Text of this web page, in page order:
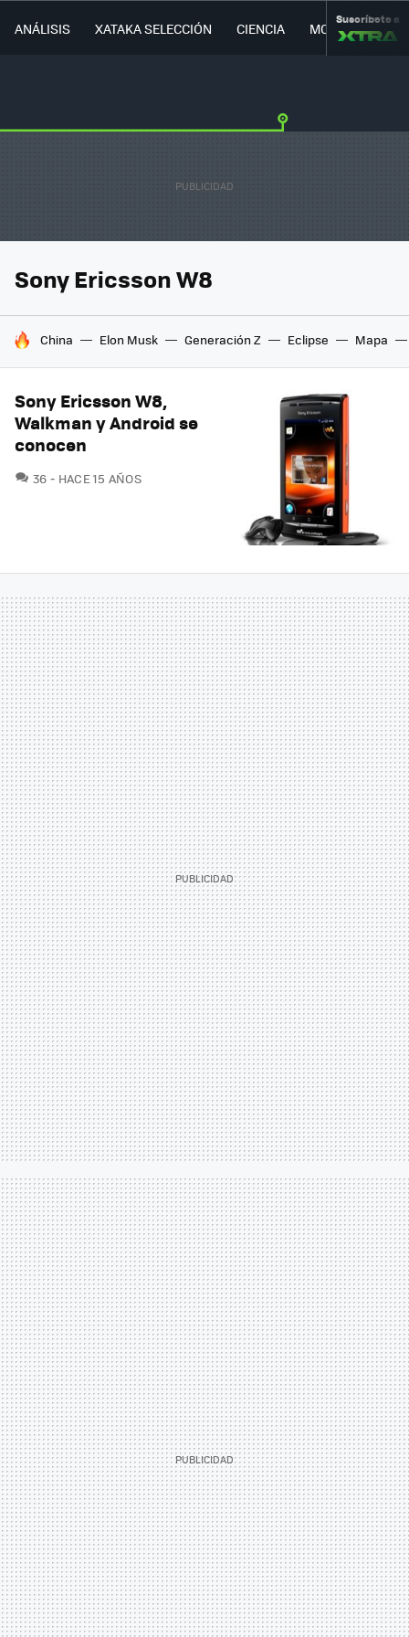
ANÁLISIS XATAKA SELECCIÓN CIENCIA MOVILIDAD
Suscríbete a
Sony Ericsson W8
HOY SE HABLA DE
China Elon Musk Generación Z Eclipse Mapa
Sony Ericsson W8,
Walkman y Android se
conocen
36 COMENTARIOS
HACE 15 AÑOS